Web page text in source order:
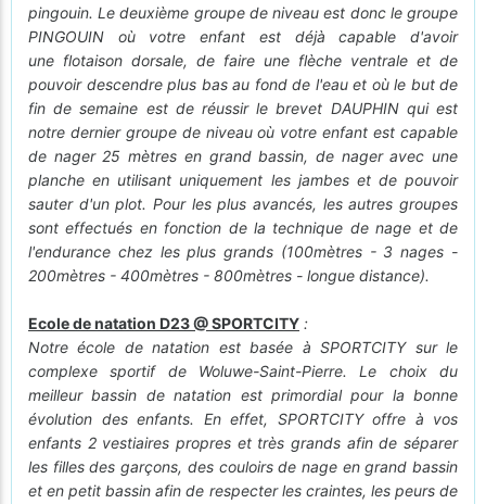
pingouin. Le deuxième groupe de niveau est donc le groupe
PINGOUIN où votre enfant est déjà capable d'avoir
une flotaison dorsale, de faire une flèche ventrale et de
pouvoir descendre plus bas au fond de l'eau et où le but de
fin de semaine est de réussir le brevet DAUPHIN qui est
notre dernier groupe de niveau où votre enfant est capable
de nager 25 mètres en grand bassin, de nager avec une
planche en utilisant uniquement les jambes et de pouvoir
sauter d'un plot. Pour les plus avancés, les autres groupes
sont effectués en fonction de la technique de nage et de
l'endurance chez les plus grands (100mètres - 3 nages -
200mètres - 400mètres - 800mètres - longue distance).
Ecole de natation D23 @ SPORTCITY :
Notre école de natation est basée à SPORTCITY sur le
complexe sportif de Woluwe-Saint-Pierre. Le choix du
meilleur bassin de natation est primordial pour la bonne
évolution des enfants. En effet, SPORTCITY offre à vos
enfants 2 vestiaires propres et très grands afin de séparer
les filles des garçons, des couloirs de nage en grand bassin
et en petit bassin afin de respecter les craintes, les peurs de